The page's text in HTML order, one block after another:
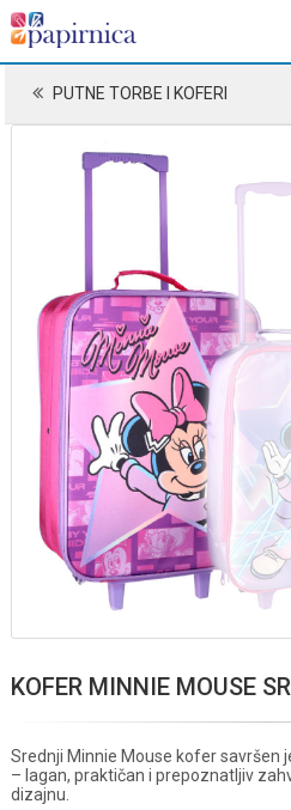
PUTNE TORBE I KOFERI
KOFER MINNIE MOUSE
Srednji Minnie Mouse kofer savršen
– lagan, praktičan i prepoznatljiv
dizajnu.